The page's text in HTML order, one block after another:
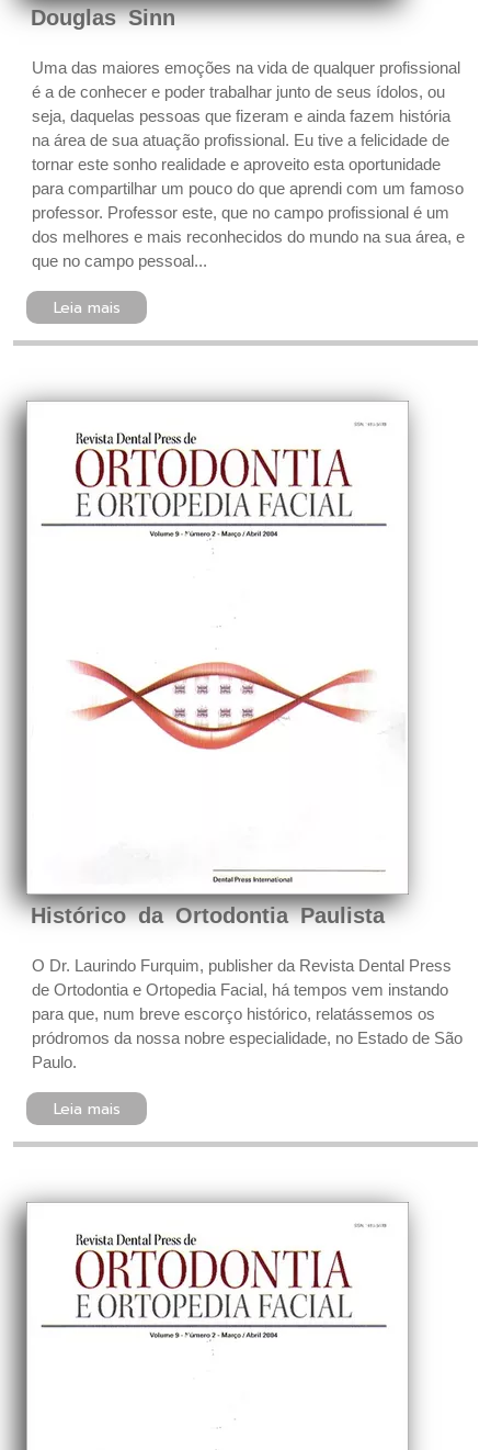
Douglas Sinn
Uma das maiores emoções na vida de qualquer profissional
é a de conhecer e poder trabalhar junto de seus ídolos, ou
seja, daquelas pessoas que fizeram e ainda fazem história
na área de sua atuação profissional. Eu tive a felicidade de
tornar este sonho realidade e aproveito esta oportunidade
para compartilhar um pouco do que aprendi com um famoso
professor. Professor este, que no campo profissional é um
dos melhores e mais reconhecidos do mundo na sua área, e
que no campo pessoal...
Leia mais
Histórico da Ortodontia Paulista
O Dr. Laurindo Furquim, publisher da Revista Dental Press
de Ortodontia e Ortopedia Facial, há tempos vem instando
para que, num breve escorço histórico, relatássemos os
pródromos da nossa nobre especialidade, no Estado de São
Paulo.
Leia mais